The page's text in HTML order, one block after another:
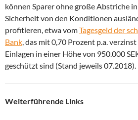
können Sparer ohne große Abstriche
Sicherheit von den Konditionen
profitieren, etwa vomTagesgeld der
Bank, das mit 0,70 Prozent p.a.
Einlagen in einer Höhe von 950.000
geschützt sind (Stand jeweils 07.2018).
Weiterführende Links